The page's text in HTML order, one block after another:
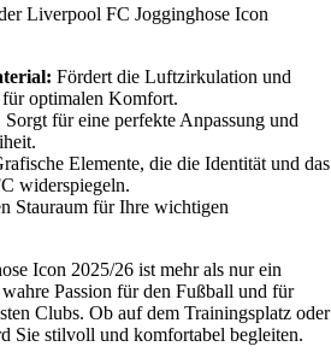
Liverpool FC Jogginghose Icon
Fördert die Luftzirkulation und
optimalen Komfort.
Sorgt für eine perfekte Anpassung und
Elemente, die die Identität und das
widerspiegeln.
Stauraum für Ihre wichtigen
Icon 2025/26 ist mehr als nur ein
Passion für den Fußball und für
Clubs. Ob auf dem Trainingsplatz oder
Sie stilvoll und komfortabel begleiten.